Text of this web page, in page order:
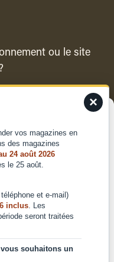
utilisons des technologies
aux informations des
nous permettra de
de navigation ou les ID
ou de retirer son
certaines caractéristiques
ou le site
client
de
×
vos magazines en
des magazines
24 août 2026
le 25 août.
et e-mail)
inclus. Les
seront traitées
souhaitons un